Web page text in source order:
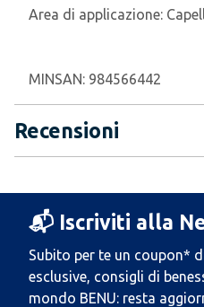
Area di applicazione:
MINSAN: 984566442
Recensioni
📬 Iscriviti alla
Subito per te un coupon*
esclusive, consigli di
mondo BENU: resta